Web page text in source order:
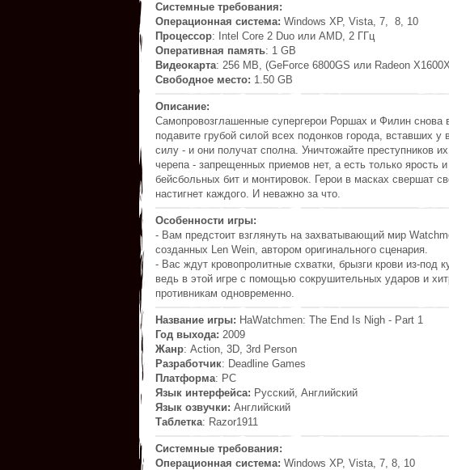
Системные требования:
Операционная система: Windows XP, Vista, 7, 8, 10
Процессор: Intel Core 2 Duo или AMD, 2 ГГц
Оперативная память: 1 GB
Видеокарта: 256 MB, (GeForce 6800GS или Radeon
Свободное место: 1.50 GB
Описание:
Самопровозглашенные супергерои Роршах и Филин снова
подавите грубой силой всех подонков города, вставших
силу - и они получат сполна. Уничтожайте преступников
черепа - запрещенных приемов нет, а есть только ярость
бейсбольных бит и монтировок. Герои в масках свершат
настигнет каждого. И неважно за что.
Особенности игры:
- Вам предстоит взглянуть на захватывающий мир
созданных Len Wein, автором оригинального сценария.
- Вас ждут кровопролитные схватки, брызги крови из-под
ведь в этой игре с помощью сокрушительных ударов и
противникам одновременно.
Название игры: НаWatchmen: The End Is Nigh - Part 1
Год выхода: 2009
Жанр: Action, 3D, 3rd Person
Разработчик: Deadline Games
Платформа: PC
Язык интерфейса: Русский, Английский
Язык озвучки: Английский
Таблетка: Razor1911
Системные требования:
Операционная система: Windows XP, Vista, 7, 8, 10